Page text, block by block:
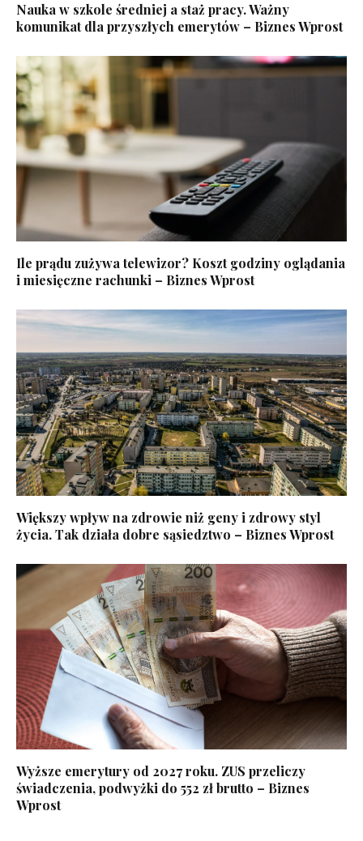
Nauka w szkole średniej a staż pracy. Ważny
komunikat dla przyszłych emerytów – Biznes Wprost
Ile prądu zużywa telewizor? Koszt godziny oglądania
i miesięczne rachunki – Biznes Wprost
Większy wpływ na zdrowie niż geny i zdrowy styl
życia. Tak działa dobre sąsiedztwo – Biznes Wprost
Wyższe emerytury od 2027 roku. ZUS przeliczy
świadczenia, podwyżki do 552 zł brutto – Biznes
Wprost